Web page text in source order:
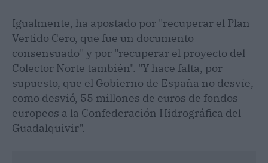
Igualmente, ha apostado por "recuperar el Plan
Vertido Cero, que fue un documento
consensuado" y por "recuperar el proyecto del
Colector Norte también". "Y hace falta, por
supuesto, que el Gobierno de España no desvíe,
como desvió, 55 millones de euros de fondos
europeos a la Confederación Hidrográfica del
Guadalquivir".